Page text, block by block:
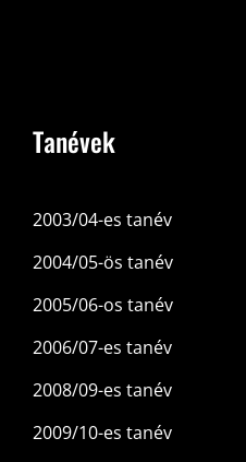
Tanévek
2003/04-es tanév
2004/05-ös tanév
2005/06-os tanév
2006/07-es tanév
2008/09-es tanév
2009/10-es tanév